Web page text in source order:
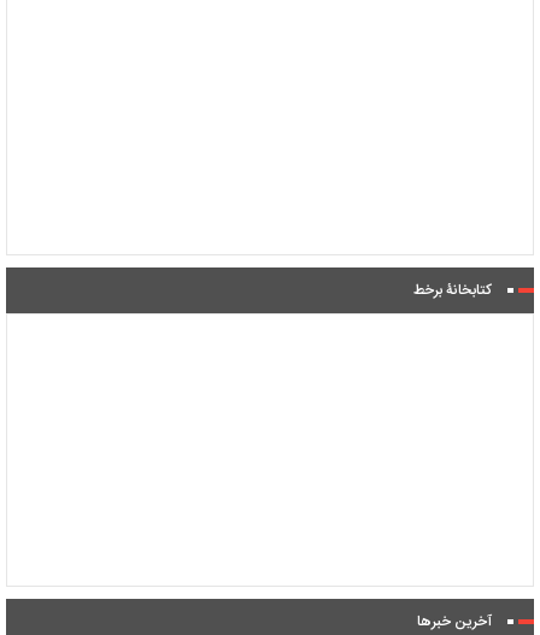
کتابخانۀ برخط
آخرین خبرها